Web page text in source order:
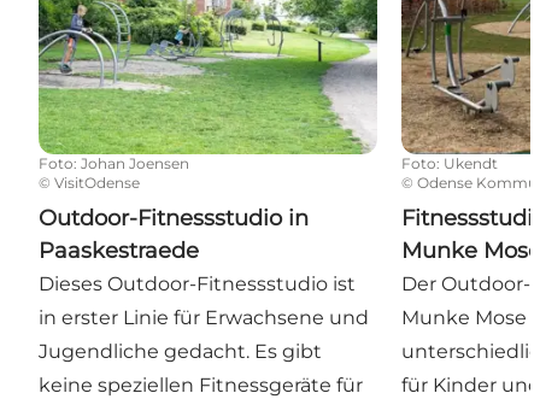
Foto: Johan Joensen
© VisitOdense
Outdoor-Fitnessstudio in
Paaskestraede
Dieses Outdoor-Fitnessstudio ist
in erster Linie für Erwachsene und
Jugendliche gedacht. Es gibt
keine speziellen Fitnessgeräte für
Foto: Ukendt
©Odense
Munke
Der Outdoor-
Munke Mose
für Kinder